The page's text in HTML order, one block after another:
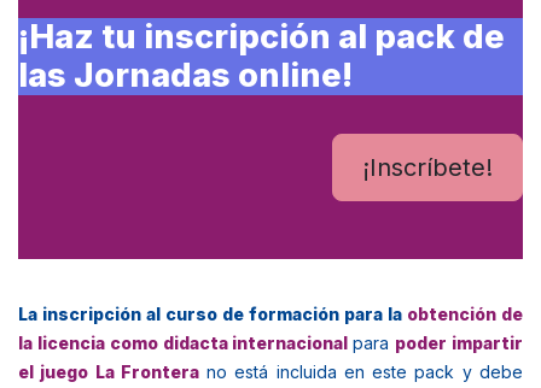
¡Haz tu inscripción al pack de
las Jornadas online!
¡Inscríbete!
La inscripción al curso de formación para la obtención de
la licencia como didacta internacionalpara poder impartir
el juego La Fronterano está incluida en este pack y debe